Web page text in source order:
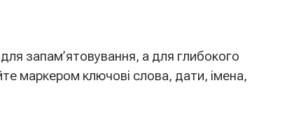
запам’ятовування, а для глибокого
маркером ключові слова, дати, імена,